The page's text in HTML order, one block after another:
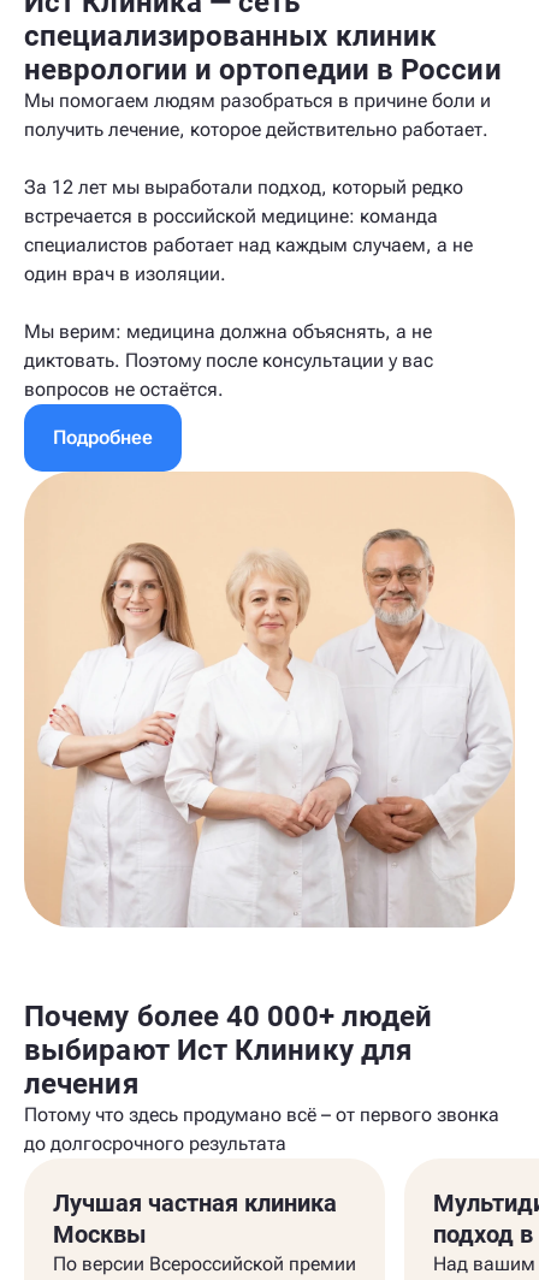
специализированных клиник
неврологии и ортопедии в России
Мы помогаем людям разобраться в причине боли и
получить лечение, которое действительно работает.
За 12 лет мы выработали подход, который редко
встречается в российской медицине: команда
специалистов работает над каждым случаем, а не
один врач в изоляции.
Мы верим: медицина должна объяснять, а не
диктовать. Поэтому после консультации у вас
вопросов не остаётся.
Подробнее
Почему более 40 000+ людей
выбирают Ист Клинику для
лечения
Потому что здесь продумано всё – от первого звонка
до долгосрочного результата
Лучшая частная клиника
Москвы
По версии Всероссийской премии
подход
Над вашим